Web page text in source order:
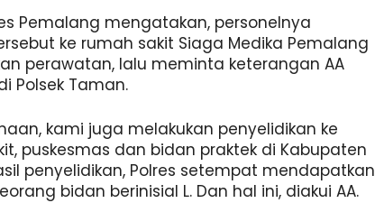
Pemalang mengatakan, personelnya
ke rumah sakit Siaga Medika Pemalang
perawatan, lalu meminta keterangan AA
Polsek Taman.
kami juga melakukan penyelidikan ke
puskesmas dan bidan praktek di Kabupaten
penyelidikan, Polres setempat mendapatkan
bidan berinisial L. Dan hal ini, diakui AA.